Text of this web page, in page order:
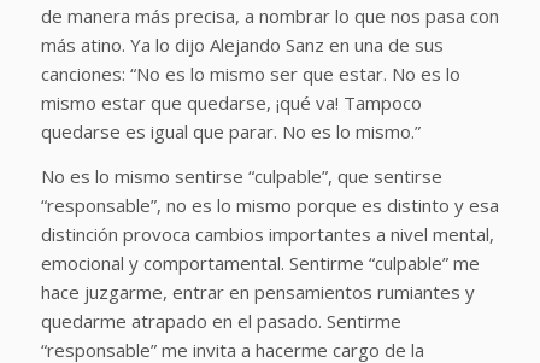
de manera más precisa, a nombrar lo que nos pasa con
más atino. Ya lo dijo Alejando Sanz en una de sus
canciones: “No es lo mismo ser que estar. No es lo
mismo estar que quedarse, ¡qué va! Tampoco
quedarse es igual que parar. No es lo mismo.”
No es lo mismo sentirse “culpable”, que sentirse
“responsable”, no es lo mismo porque es distinto y esa
distinción provoca cambios importantes a nivel mental,
emocional y comportamental. Sentirme “culpable” me
hace juzgarme, entrar en pensamientos rumiantes y
quedarme atrapado en el pasado. Sentirme
“responsable” me invita a hacerme cargo de la